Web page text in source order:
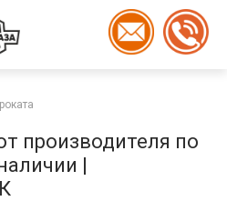
производителя по
|